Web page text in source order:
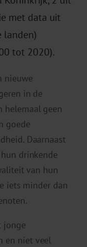
met data uit
landen)
tot 2020).
nieuwe
in de
helemaal geen
goede
Daarnaast
drinkende
van hun
iets minder dan
jonge
en niet veel